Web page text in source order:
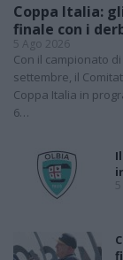
Coppa Italia:
finale con i
5 Ago 2026
Con il campionato
settembre, il
Coppa Italia in
6…